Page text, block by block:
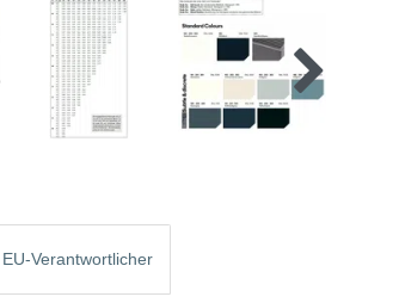
EU-Verantwortlicher